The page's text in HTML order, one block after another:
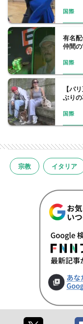
国際
有名
仲間
国際
【パ
ぶり
国際
宗教 イタリア